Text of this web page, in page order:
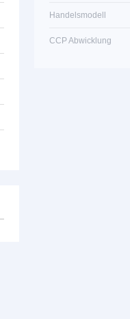
Handelsmodell
CCP Abwicklung